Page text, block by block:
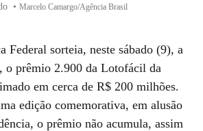
• Marcelo Camargo/Agência Brasil
Federal sorteia, neste sábado (9), a
o prêmio 2.900 da Lotofácil da
em cerca de R$ 200 milhões.
edição comemorativa, em alusão
o prêmio não acumula, assim